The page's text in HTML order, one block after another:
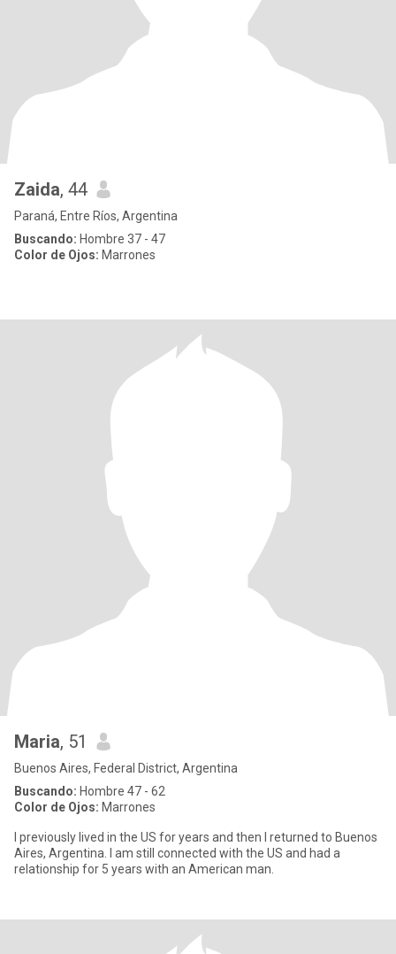
Zaida, 44
Paraná, Entre Ríos, Argentina
Buscando: Hombre 37 - 47
Color de Ojos: Marrones
Maria, 51
Buenos Aires, Federal District, Argentina
Buscando: Hombre 47 - 62
Color de Ojos: Marrones
I previously lived in the US for years and then I returned to Buenos
Aires, Argentina. I am still connected with the US and had a
relationship for 5 years with an American man.